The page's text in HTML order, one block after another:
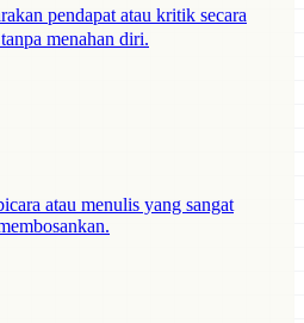
pendapat atau kritik secara
menahan diri.
atau menulis yang sangat